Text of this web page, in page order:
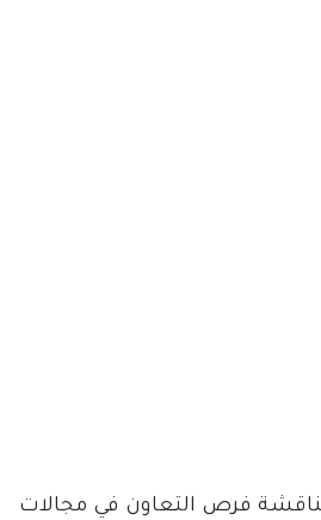
فرص التعاون في مجالات